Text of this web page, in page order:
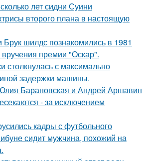
лет сидни Суини
второго плана в настоящую
шилдс познакомились в 1981
премии "Оскар".
столкнулась с максимально
задержки машины.
Барановская и Андрей Аршавин
- за исключением
кадры с футбольного
сидит мужчина, похожий на